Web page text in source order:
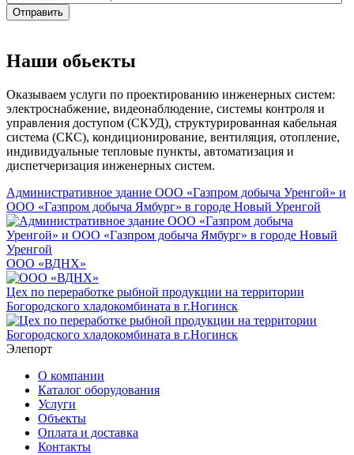
Отправить
Наши обьекты
Оказываем услуги по проектированию инженерных систем:
электроснабжение, видеонаблюдение, системы контроля и
управления доступом (СКУД), структурированная кабельная
система (СКС), кондиционирование, вентиляция, отопление,
индивидуальные тепловые пункты, автоматизация и
диспетчеризация инженерных систем.
Административное здание ООО «Газпром добыча Уренгой» и
ООО «Газпром добыча Ямбург» в городе Новый Уренгой
ООО «ВДНХ»
Цех по переработке рыбной продукции на территории
Богородского хладокомбината в г.Ногинск
Элепорт
О компании
Каталог оборудования
Услуги
Объекты
Оплата и доставка
Контакты